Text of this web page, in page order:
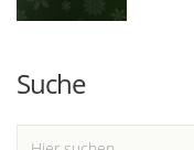
Suche